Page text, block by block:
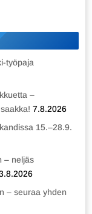
työpaja
–
7.8.2026
15.–28.9.
– neljäs
– seuraa yhden